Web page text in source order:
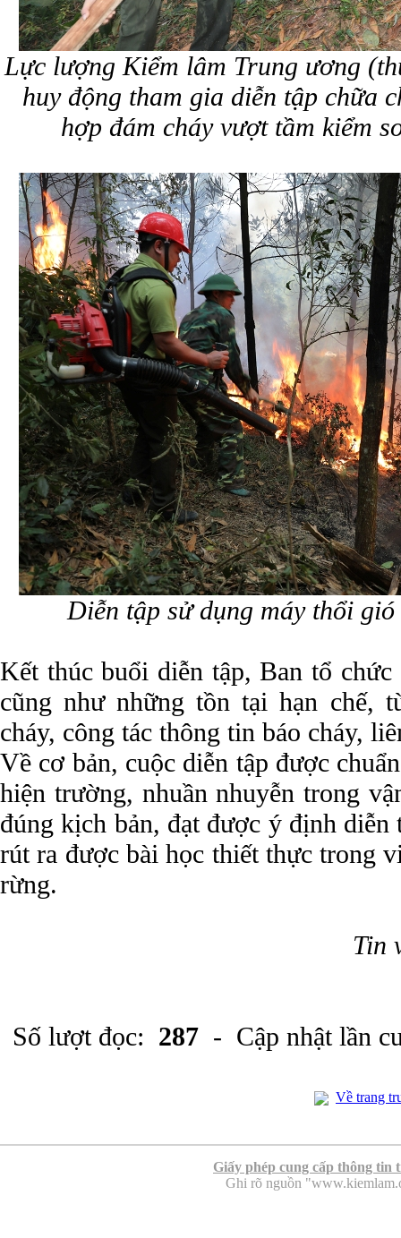
Lực lượng Kiểm lâm Trung ương
huy động tham gia diễn tập chữa
hợp đám cháy vượt tầm kiểm
Diễn tập sử dụng máy thổi
Kết thúc buổi diễn tập, Ban tổ chức
cũng như những tồn tại hạn chế,
cháy, công tác thông tin báo cháy,
Về cơ bản, cuộc diễn tập được
hiện trường, nhuần nhuyễn trong
đúng kịch bản, đạt được ý định diễn
rút ra được bài học thiết thực trong
rừng.
Tin
Số lượt đọc: 287 - Cập nhật lần
Về trang
Giấy phép cung cấp thông tin
Ghi rõ nguồn